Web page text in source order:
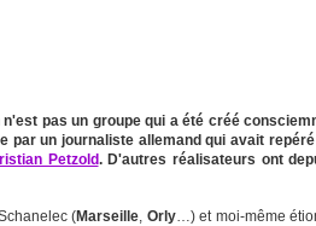
pas un groupe qui a été créé
par un journaliste allemand qui avait
Petzold. D'autres réalisateurs ont
(Marseille, Orly…) et moi-même